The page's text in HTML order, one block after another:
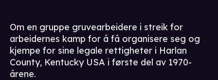
Om en gruppe gruvearbeidere i streik for
arbeidernes kamp for å få organisere seg og
kjempe for sine legale rettigheter i Harlan
County, Kentucky USA i første del av 1970-
årene.